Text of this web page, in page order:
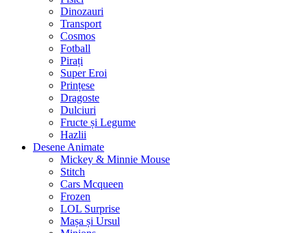
Dinozauri
Transport
Cosmos
Fotball
Pirați
Super Eroi
Prințese
Dragoste
Dulciuri
Fructe și Legume
Hazlii
Desene Animate
Mickey & Minnie Mouse
Stitch
Cars Mcqueen
Frozen
LOL Surprise
Mașa și Ursul